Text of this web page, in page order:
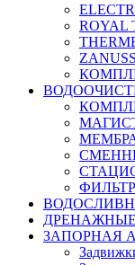
ROYAL
ЗАПОРНАЯ